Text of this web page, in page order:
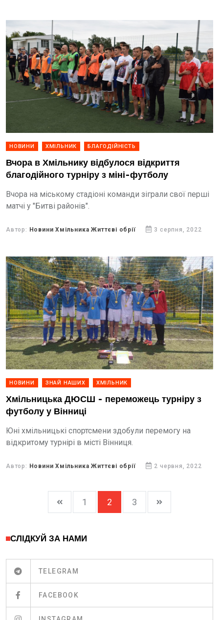
НОВИНИ ХМІЛЬНИК БЛАГОДІЙНІСТЬ
Вчора в Хмільнику відбулося відкриття
благодійного турніру з міні-футболу
Вчора на міському стадіоні команди зіграли свої перші
матчі у "Битві районів".
Автор: Новини Хмільника Життєві обрії 3 серпня, 2022
НОВИНИ ЗНАЙ НАШИХ ХМІЛЬНИК
Хмільницька ДЮСШ - переможець турніру з
футболу у Вінниці
Юні хмільницькі спортсмени здобули перемогу на
відкритому турнірі в місті Вінниця.
Автор: Новини Хмільника Життєві обрії 2 червня, 2022
1 2 3
СЛІДКУЙ ЗА НАМИ
TELEGRAM
FACEBOOK